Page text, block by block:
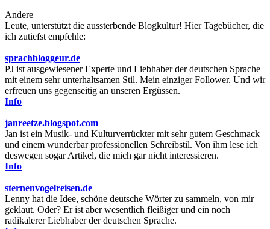
Andere
Leute, unterstützt die aussterbende Blogkultur! Hier Tagebücher, die
ich zutiefst empfehle:
sprachbloggeur.de
PJ ist ausgewiesener Experte und Liebhaber der deutschen Sprache
mit einem sehr unterhaltsamen Stil. Mein einziger Follower. Und wir
erfreuen uns gegenseitig an unseren Ergüssen.
Info
janreetze.blogspot.com
Jan ist ein Musik- und Kulturverrückter mit sehr gutem Geschmack
und einem wunderbar professionellen Schreibstil. Von ihm lese ich
deswegen sogar Artikel, die mich gar nicht interessieren.
Info
sternenvogelreisen.de
Lenny hat die Idee, schöne deutsche Wörter zu sammeln, von mir
geklaut. Oder? Er ist aber wesentlich fleißiger und ein noch
radikalerer Liebhaber der deutschen Sprache.